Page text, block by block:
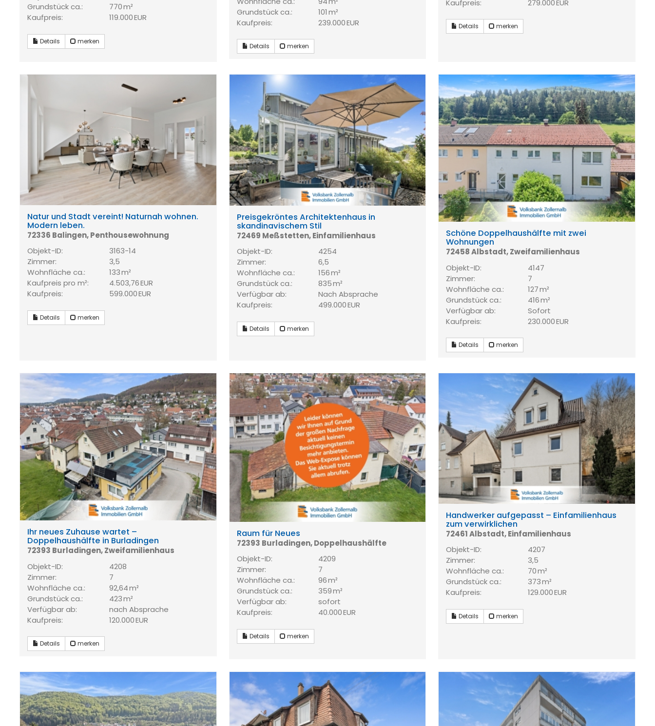
Grund­stück ca.:
770 m²
Kaufpreis:
119.000 EUR
Details merken
Grund­stück ca.:
101 m²
Kaufpreis:
239.000 EUR
Details merken
Kaufpreis:
279.000 EUR
Details merken
Natur und Stadt vereint! Naturnah wohnen.
Modern leben.
72336 Balingen, Penthousewohnung
Objekt-ID:
3163-14
Zimmer:
3,5
Wohnfläche ca.:
133 m²
Kaufpreis pro m²:
4.503,76 EUR
Kaufpreis:
599.000 EUR
Details merken
Preisgekröntes Architektenhaus in
skandinavischem Stil
72469 Meßstetten, Einfamilienhaus
Objekt-ID:
4254
Zimmer:
6,5
Wohnfläche ca.:
156 m²
Grund­stück ca.:
835 m²
Verfügbar ab:
Nach Absprache
Kaufpreis:
499.000 EUR
Details merken
Schöne Doppelhaushälfte mit zwei
Wohnungen
72458 Albstadt, Zweifamilienhaus
Objekt-ID:
4147
Zimmer:
7
Wohnfläche ca.:
127 m²
Grund­stück ca.:
416 m²
Verfügbar ab:
Sofort
Kaufpreis:
230.000 EUR
Details merken
Ihr neues Zuhause wartet –
Doppelhaushälfte in Burladingen
72393 Burladingen, Zweifamilienhaus
Objekt-ID:
4208
Zimmer:
7
Wohnfläche ca.:
92,64 m²
Grund­stück ca.:
423 m²
Verfügbar ab:
nach Absprache
Kaufpreis:
120.000 EUR
Details merken
Raum für Neues
72393 Burladingen, Doppelhaushälfte
Objekt-ID:
4209
Zimmer:
7
Wohnfläche ca.:
96 m²
Grund­stück ca.:
359 m²
Verfügbar ab:
sofort
Kaufpreis:
40.000 EUR
Details merken
Handwerker aufgepasst – Einfamilienhaus
zum verwirklichen
72461 Albstadt, Einfamilienhaus
Objekt-ID:
4207
Zimmer:
3,5
Wohnfläche ca.:
70 m²
Grund­stück ca.:
373 m²
Kaufpreis:
129.000 EUR
Details merken